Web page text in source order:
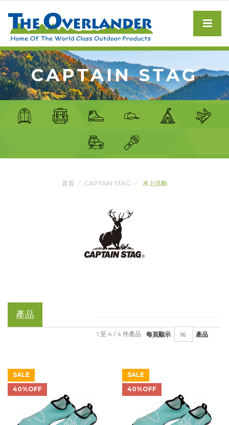
CAPTAIN STAG
首頁 CAPTAIN STAG 水上活動
產品
每頁顯示 產品
1 至 4 / 4 件產品
SALE
40%OFF
SALE
40%OFF